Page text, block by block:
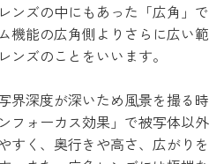
ンズの中にもあった「広角」で
機能の広角側よりさらに広い範
ンズのことをいいます。
界深度が深いため風景を撮る時
フォーカス効果」で被写体以外
すく、奥行きや高さ、広がりを